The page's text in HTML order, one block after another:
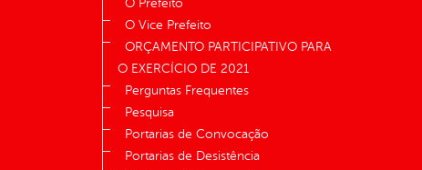
O Prefeito
O Vice Prefeito
ORÇAMENTO PARTICIPATIVO PARA
O EXERCÍCIO DE 2021
Perguntas Frequentes
Pesquisa
Portarias de Convocação
Portarias de Desistência